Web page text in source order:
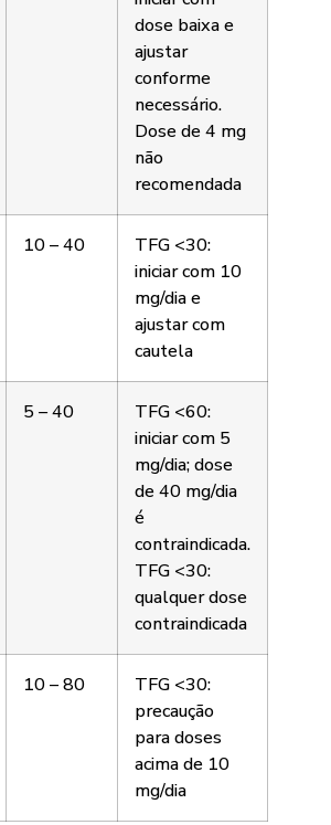
dose baixa e
ajustar
conforme
necessário.
Dose de 4 mg
não
recomendada
10 – 40
TFG <30:
iniciar com 10
mg/dia e
ajustar com
cautela
5 – 40
TFG <60:
iniciar com 5
mg/dia; dose
de 40 mg/dia
é
contraindicada.
TFG <30:
qualquer dose
contraindicada
10 – 80
TFG <30:
precaução
para doses
acima de 10
mg/dia